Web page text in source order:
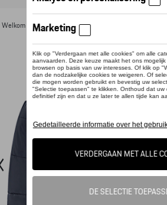
Welkom >Voor u >Textiel >